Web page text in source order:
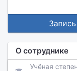
О сотруднике
Учёная